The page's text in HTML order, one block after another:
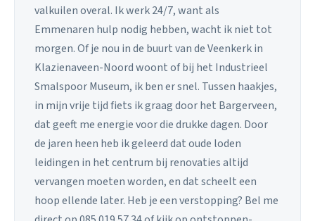
valkuilen overal. Ik werk 24/7, want als
Emmenaren hulp nodig hebben, wacht ik niet tot
morgen. Of je nou in de buurt van de Veenkerk in
Klazienaveen-Noord woont of bij het Industrieel
Smalspoor Museum, ik ben er snel. Tussen haakjes,
in mijn vrije tijd fiets ik graag door het Bargerveen,
dat geeft me energie voor die drukke dagen. Door
de jaren heen heb ik geleerd dat oude loden
leidingen in het centrum bij renovaties altijd
vervangen moeten worden, en dat scheelt een
hoop ellende later. Heb je een verstopping? Bel me